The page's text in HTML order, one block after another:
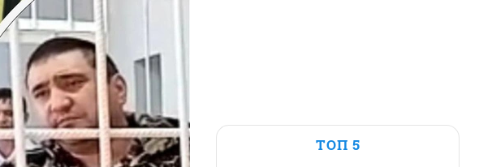
ТОП 5